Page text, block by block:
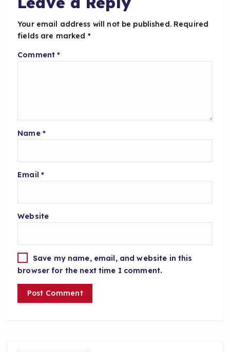
k
Your email address will not be published. Required
fields are marked *
Comment*
Name *
Email *
Website
Save my name, email, and website in this
browser for the next time I comment.